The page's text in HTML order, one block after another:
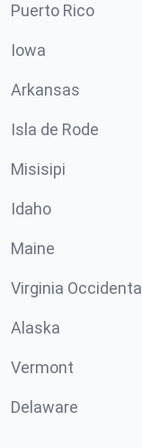
Puerto Rico
Iowa
Arkansas
Isla de Rode
Misisipi
Idaho
Maine
Virginia Occidental
Alaska
Vermont
Delaware